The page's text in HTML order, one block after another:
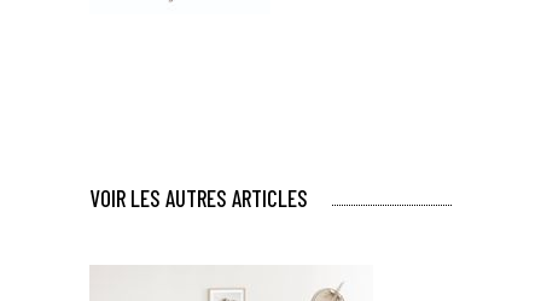
VOIR LES AUTRES ARTICLES